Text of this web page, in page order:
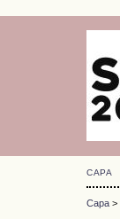
CAPA
Capa >